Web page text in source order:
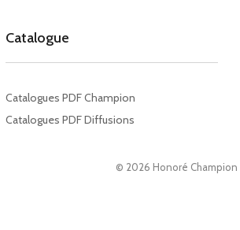
© 2026 Honoré
Catalogue
Catalogues PDF Champion
Catalogues PDF Diffusions